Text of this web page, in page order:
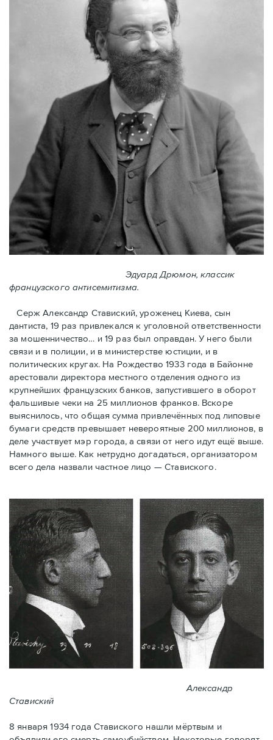
Эдуард Дрюмон, классик
французского антисемитизма.
Серж Александр Ставиский, уроженец Киева, сын
дантиста, 19 раз привлекался к уголовной ответственности
за мошенничество… и 19 раз был оправдан. У него были
связи и в полиции, и в министерстве юстиции, и в
политических кругах. На Рождество 1933 года в Байoнне
арестовали директора местного отделения одного из
крупнейших французских банков, запустившего в оборот
фальшивые чеки на 25 миллионов франков. Вскоре
выяснилось, что общая сумма привлечённых под липовые
бумаги средств превышает невероятные 200 миллионов, в
деле участвует мэр города, a связи от него идут ещё выше.
Намного выше. Как нетрудно догадаться, организатором
всего дела назвали частное лицо — Ставиского.
Александр
Ставиский
8 января 1934 года Ставиского нашли мёртвым и